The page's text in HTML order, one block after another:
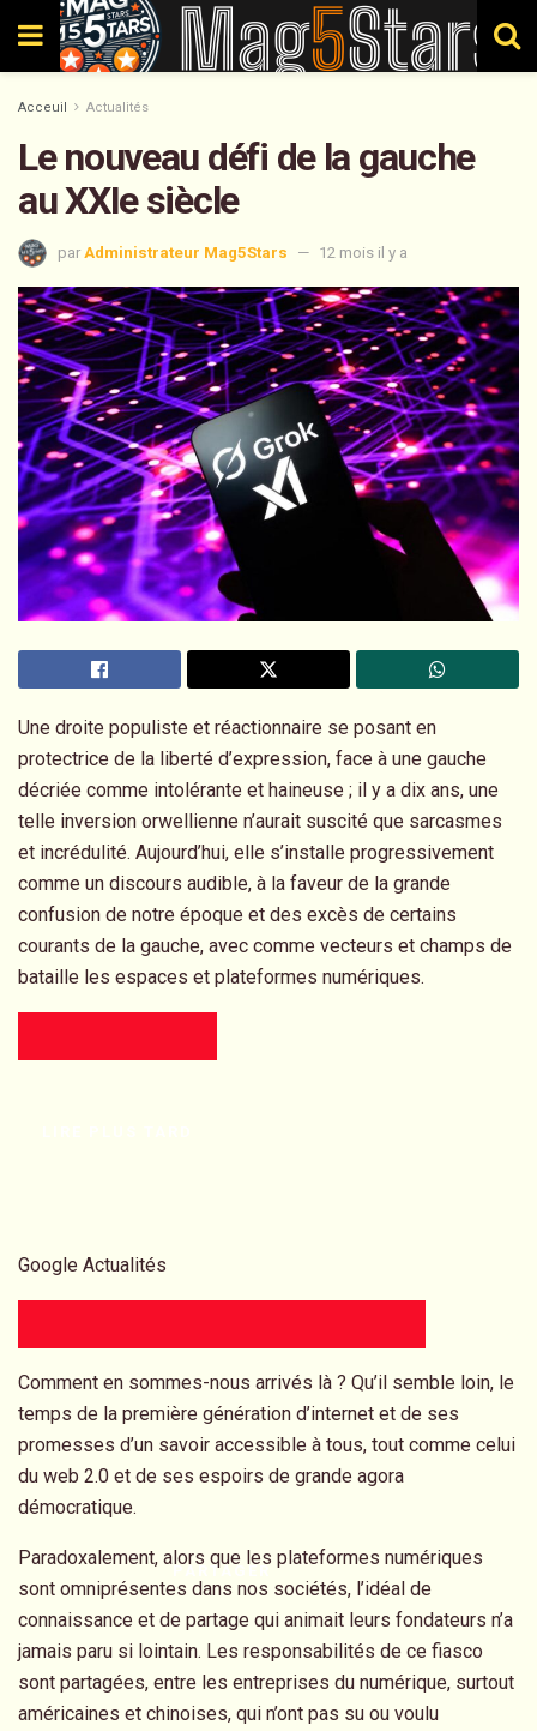
Acceuil Actualités
Le nouveau défi de la gauche
au XXIe siècle
par Administrateur Mag5Stars 12 mois il y a
Une droite populiste et réactionnaire se posant en
protectrice de la liberté d’expression, face à une gauche
décriée comme intolérante et haineuse ; il y a dix ans, une
telle inversion orwellienne n’aurait suscité que sarcasmes
et incrédulité. Aujourd’hui, elle s’installe progressivement
comme un discours audible, à la faveur de la grande
confusion de notre époque et des excès de certains
courants de la gauche, avec comme vecteurs et champs de
bataille les espaces et plateformes numériques.
Google Actualités
PARTAGER
Comment en sommes-nous arrivés là ? Qu’il semble loin, le
temps de la première génération d’internet et de ses
promesses d’un savoir accessible à tous, tout comme celui
du web 2.0 et de ses espoirs de grande agora
démocratique.
Paradoxalement, alors que les plateformes numériques
sont omniprésentes dans nos sociétés, l’idéal de
connaissance et de partage qui animait leurs fondateurs n’a
jamais paru si lointain. Les responsabilités de ce fiasco
sont partagées, entre les entreprises du numérique, surtout
américaines et chinoises, qui n’ont pas su ou voulu